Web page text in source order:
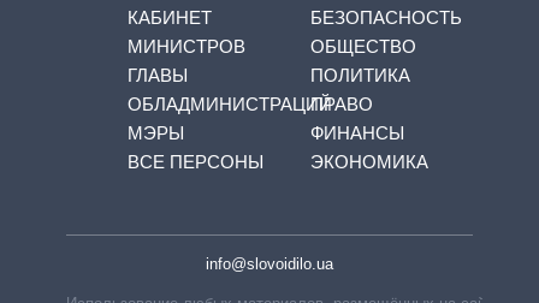
КАБИНЕТ
МИНИСТРОВ
ГЛАВЫ
ОБЛАДМИНИСТРАЦИЙ
МЭРЫ
ВСЕ ПЕРСОНЫ
БЕЗОПАСНОСТЬ
ОБЩЕСТВО
ПОЛИТИКА
ПРАВО
ФИНАНСЫ
ЭКОНОМИКА
info@slovoidilo.ua